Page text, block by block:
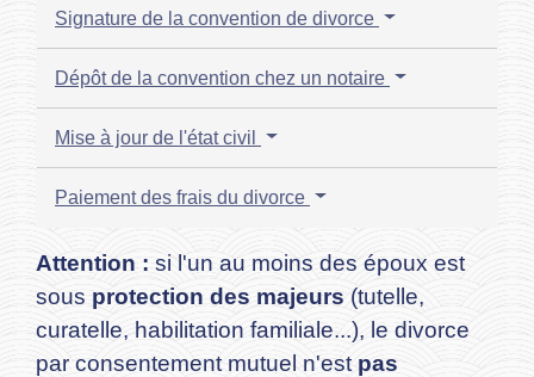
Signature de la convention de divorce
Dépôt de la convention chez un notaire
Mise à jour de l'état civil
Paiement des frais du divorce
Attention : si l'un au moins des époux est
sous protection des majeurs (tutelle,
curatelle, habilitation familiale...), le divorce
par consentement mutuel n'est pas